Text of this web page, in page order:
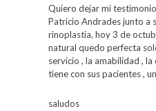
Quiero dejar mi
Patricio Andrades junto a
rinoplastia, hoy 3 de
natural quedo perfecta
servicio , la amabilidad ,
tiene con sus pacientes ,
saludos